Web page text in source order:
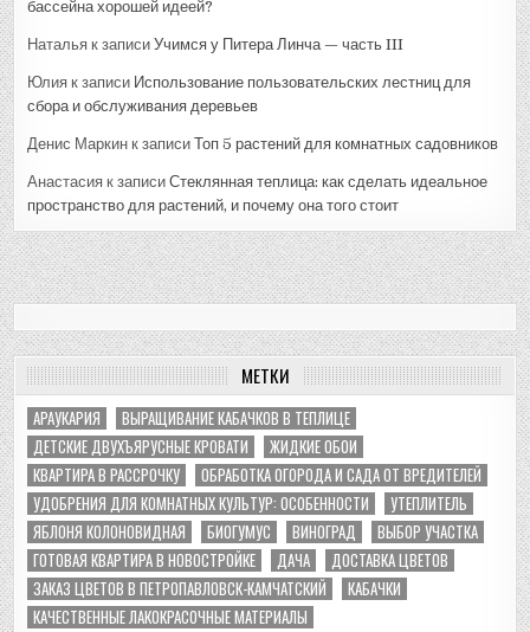
бассейна хорошей идеей?
Наталья к записиУчимся у Питера Линча — часть III
Юлия к записи Использование пользовательских лестниц для
сбора и обслуживания деревьев
Денис Маркин к записиТоп 5 растений для комнатных садовников
Анастасия к записиСтеклянная теплица: как сделать идеальное
пространство для растений, и почему она того стоит
МЕТКИ
АРАУКАРИЯ
ВЫРАЩИВАНИЕ КАБАЧКОВ В ТЕПЛИЦЕ
ДЕТСКИЕ ДВУХЪЯРУСНЫЕ КРОВАТИ
ЖИДКИЕ ОБОИ
КВАРТИРА В РАССРОЧКУ
ОБРАБОТКА ОГОРОДА И САДА ОТ ВРЕДИТЕЛЕЙ
УДОБРЕНИЯ ДЛЯ КОМНАТНЫХ КУЛЬТУР: ОСОБЕННОСТИ
УТЕПЛИТЕЛЬ
ЯБЛОНЯ КОЛОНОВИДНАЯ
БИОГУМУС ВИНОГРАД
ВЫБОР УЧАСТКА
ГОТОВАЯ КВАРТИРА В НОВОСТРОЙКЕ
ДАЧА
ДОСТАВКА ЦВЕТОВ
ЗАКАЗ ЦВЕТОВ В ПЕТРОПАВЛОВСК-КАМЧАТСКИЙ
КАБАЧКИ
КАЧЕСТВЕННЫЕ ЛАКОКРАСОЧНЫЕ МАТЕРИАЛЫ